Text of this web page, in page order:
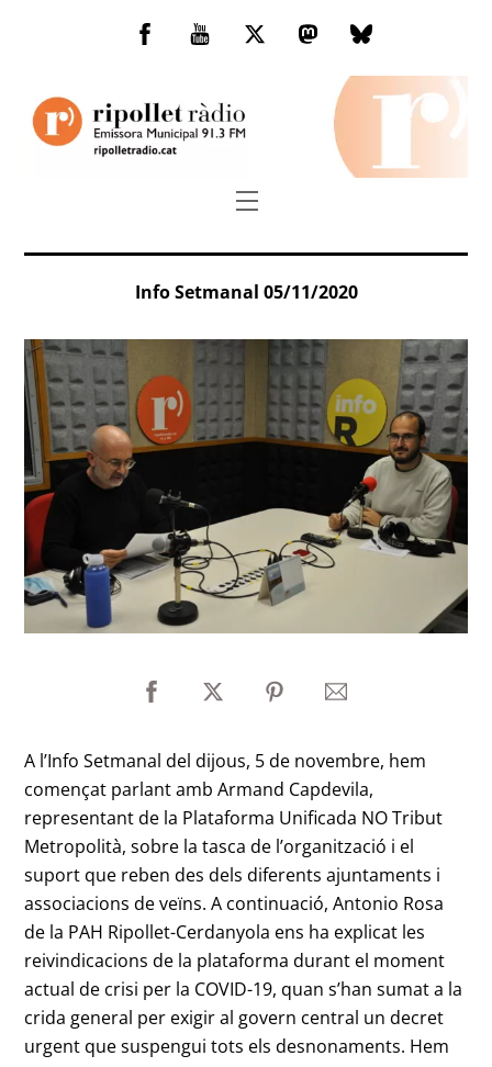
Facebook
You
TwitterMastodonBluesky
Menu
Info Setmanal 05/11/2020
A l’Info Setmanal del dijous, 5 de novembre, hem
començat parlant amb Armand Capdevila,
representant de la Plataforma Unificada NO Tribut
Metropolità, sobre la tasca de l’organització i el
suport que reben des dels diferents ajuntaments i
associacions de veïns. A continuació, Antonio Rosa
de la PAH Ripollet-Cerdanyola ens ha explicat les
reivindicacions de la plataforma durant el moment
actual de crisi per la COVID-19, quan s’han sumat a la
crida general per exigir al govern central un decret
urgent que suspengui tots els desnonaments. Hem